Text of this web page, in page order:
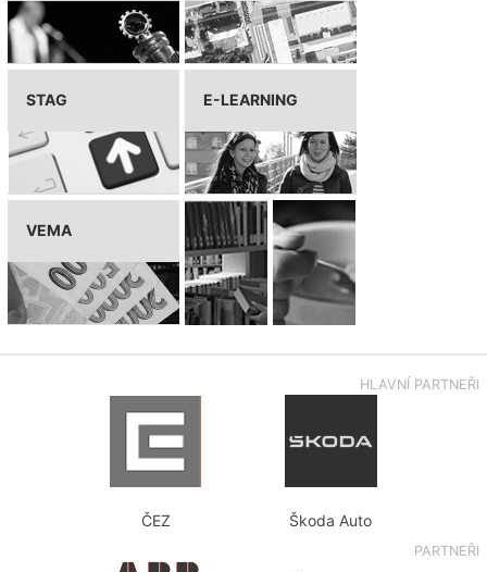
STAG E-LEARNING
VEMA
HLAVNÍ PARTNEŘI
ČEZ Škoda Auto
PARTNEŘI